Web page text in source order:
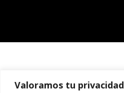
Valoramos tu privacidad